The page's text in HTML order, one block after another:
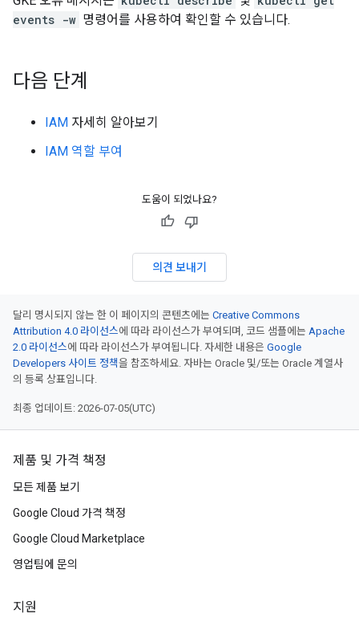
events -w 명령어를 사용하여 확인할 수 있습니다.
다음 단계
IAM 자세히 알아보기
IAM 역할 부여
도움이 되었나요?
의견 보내기
달리 명시되지 않는 한 이 페이지의 콘텐츠에는 Creative Commons
Attribution 4.0 라이선스에 따라 라이선스가 부여되며, 코드 샘플에는 Apache
2.0 라이선스에 따라 라이선스가 부여됩니다. 자세한 내용은 Google
Developers 사이트 정책을 참조하세요. 자바는 Oracle 및/또는 Oracle 계열사
의 등록 상표입니다.
최종 업데이트: 2026-07-05(UTC)
제품 및 가격 책정
모든 제품 보기
Google Cloud 가격 책정
Google Cloud Marketplace
영업팀에 문의
지원